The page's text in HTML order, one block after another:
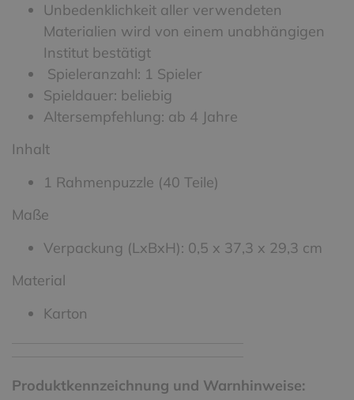
Unbedenklichkeit aller verwendeten
Materialien wird von einem unabhängigen
Institut bestätigt
Spieleranzahl: 1 Spieler
Spieldauer: beliebig
Altersempfehlung: ab 4 Jahre
Inhalt
1 Rahmenpuzzle (40 Teile)
Maße
Verpackung (LxBxH): 0,5 x 37,3 x 29,3 cm
Material
Karton
Produktkennzeichnung und Warnhinweise: